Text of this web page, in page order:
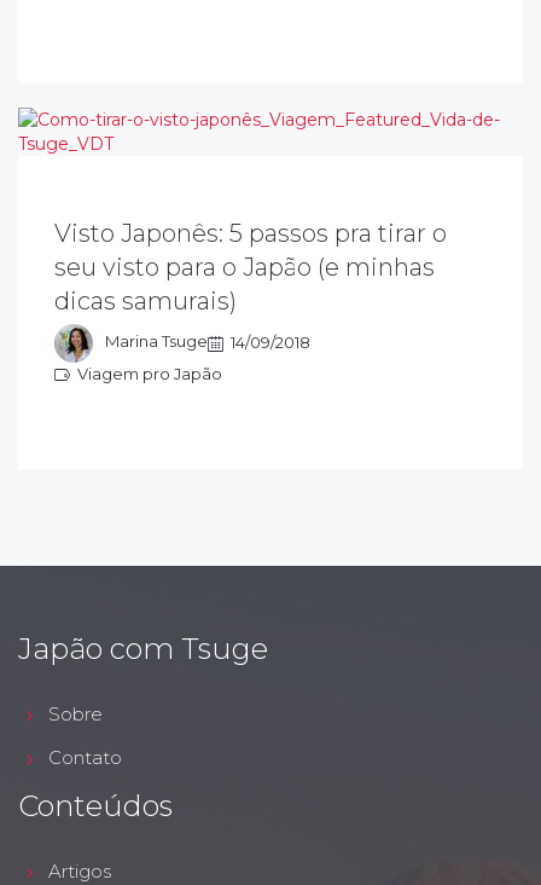
Visto Japonês: 5 passos pra tirar o
seu visto para o Japão (e minhas
dicas samurais)
Marina Tsuge
14/09/2018
Viagem pro Japão
você programa uma viagem ao
a obtenção do visto japonês é motivo
medo e dúvida na hora de viajar, ainda
que tem que comprar a passagem de
e volta primeiro.
Japão com Tsuge
Sobre
Contato
Conteúdos
Artigos